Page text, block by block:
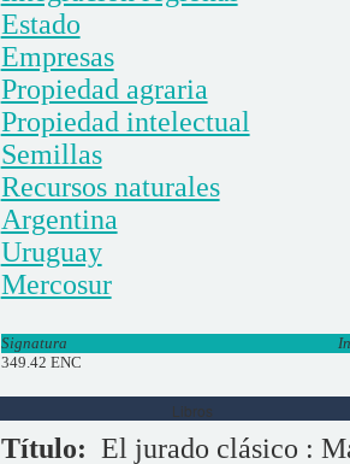
Estado
Empresas
Propiedad agraria
Propiedad intelectual
Semillas
Recursos naturales
Argentina
Uruguay
Mercosur
Signatura
349.42 ENC
Libros
Título: El jurado clásico :